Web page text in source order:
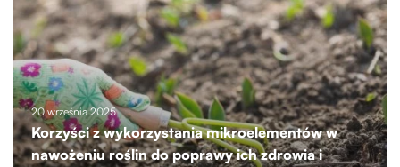
20 września 2025
Korzyści z wykorzystania mikroelementów w
nawożeniu roślin do poprawy ich zdrowia i